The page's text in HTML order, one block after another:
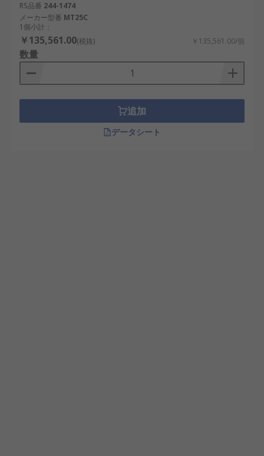
トライアック
RS品番 244-1474
メーカー型番 MT25C
1個小計：
￥135,561.00(税抜) ￥135,561.00/個
数量
追加
データシート